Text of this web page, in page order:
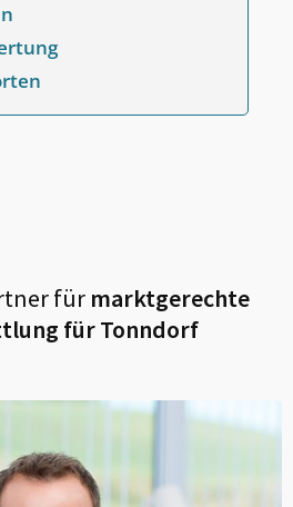
fürmarktgerechte
fürTonndorf